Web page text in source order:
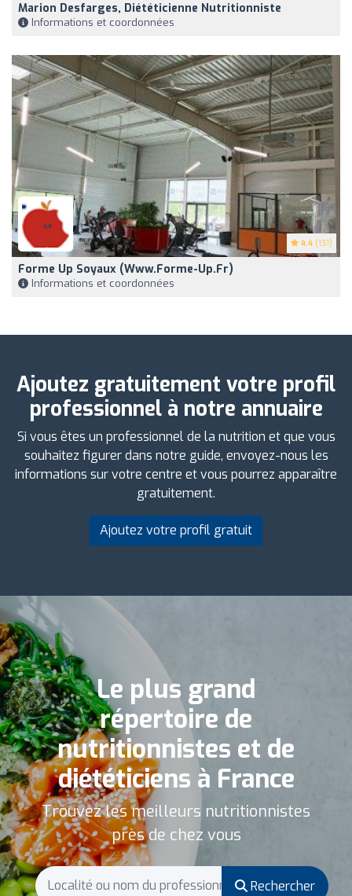
Marion Desfarges, Diététicienne Nutritionniste
Informations et coordonnées
4.4 (131)
Forme Up Soyaux (www.forme-Up.fr)
Informations et coordonnées
Ajoutez gratuitement votre profil
professionnel à notre annuaire
Si vous êtes un professionnel de la nutrition et que vous
souhaitez figurer dans notre guide, envoyez-nous les
informations sur votre centre et vous pourrez apparaître
gratuitement.
Ajoutez votre profil gratuit
Le plus grand
répertoire de
nutritionnistes et de
diététiciens à France
Trouvez les meilleurs nutritionnistes
près de chez vous
Rechercher